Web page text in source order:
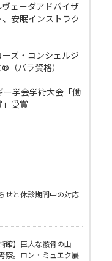
ェーダアドバイザ
安眠インストラク
ズ・コンシェルジ
（バラ資格）
ー学会学術大会「働
」受賞
せと休診期間中の対応
館】巨大な骸骨の山
察。ロン・ミュエク展